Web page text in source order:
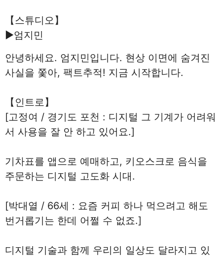
【스튜디오】
▶엄지민
안녕하세요. 엄지민입니다. 현상 이면에 숨겨진
사실을 쫓아, 팩트추적! 지금 시작합니다.
【인트로】
[고정여 / 경기도 포천 : 디지털 그 기계가 어려워
서 사용을 잘 안 하고 있어요.]
기차표를 앱으로 예매하고, 키오스크로 음식을
주문하는 디지털 고도화 시대.
[박대열 / 66세 : 요즘 커피 하나 먹으려고 해도
번거롭기는 한데 어쩔 수 없죠.]
디지털 기술과 함께 우리의 일상도 달라지고 있